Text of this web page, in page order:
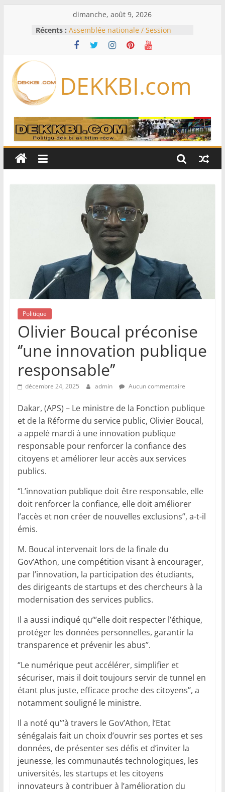
dimanche, août 9, 2026
Récents : Assemblée nationale / Session
extraordinaire: Six commissions
d’enquête à l’ordre du jour ce lundi
Bénin: Patrice Talon élu président
du Sénat, moins de trois mois
Pakistan et la Turquie signent un
accord de défense
RD Congo: Kinshasa interdit les
exportations de cuivre et de cobalt
production
DEKKBI.com
Politique
Olivier Boucal préconise
‘’une innovation publique
responsable’’
décembre 24, 2025 admin Aucun commentaire
Dakar, (APS) – Le ministre de la Fonction publique
et de la Réforme du service public, Olivier Boucal,
a appelé mardi à une innovation publique
responsable pour renforcer la confiance des
citoyens et améliorer leur accès aux services
publics.
‘’L’innovation publique doit être responsable, elle
doit renforcer la confiance, elle doit améliorer
l’accès et non créer de nouvelles exclusions’’, a-t-il
émis.
M. Boucal intervenait lors de la finale du
Gov’Athon, une compétition visant à encourager,
par l’innovation, la participation des étudiants,
des dirigeants de startups et des chercheurs à la
modernisation des services publics.
Il a aussi indiqué qu’‘’elle doit respecter l’éthique,
protéger les données personnelles, garantir la
transparence et prévenir les abus’’.
‘’Le numérique peut accélérer, simplifier et
sécuriser, mais il doit toujours servir de tunnel en
étant plus juste, efficace proche des citoyens’’, a
notamment souligné le ministre.
Il a noté qu’‘’à travers le Gov’Athon, l’Etat
sénégalais fait un choix d’ouvrir ses portes et ses
données, de présenter ses défis et d’inviter la
jeunesse, les communautés technologiques, les
universités, les startups et les citoyens
innovateurs à contribuer à l’amélioration du